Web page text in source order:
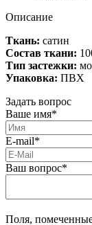
Описание
Ткань: сатин
Состав ткани:
Тип застежки:
Упаковка: ПВХ
Задать вопрос
Ваше имя*
E-mail*
Ваш вопрос*
Поля, помеченные